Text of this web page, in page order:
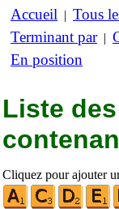
Accueil | Tous
Terminant par|
En position
Liste
Cliquez pour ajouter